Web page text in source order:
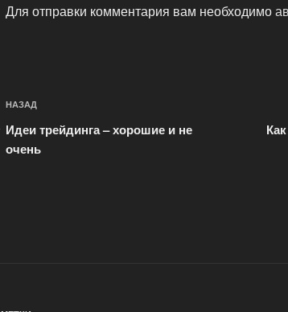
Для отправки комментария вам необходимо
Навигация
по
записям
Предыдущая
запись:
НАЗАД
Идеи трейдинга – хорошие и не
очень